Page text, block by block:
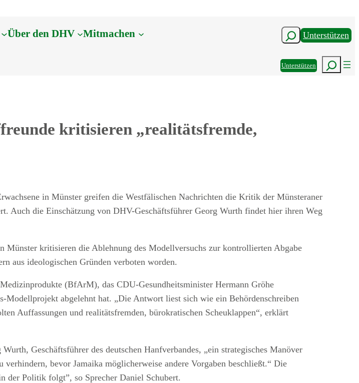
Über den DHV Mitmachen SuchenUnterstützen
UnterstützenSuchen
kritisieren „realitätsfremde,
in Münster greifen die Westfälischen Nachrichten die Kritik der Münsteraner
Auch die Einschätzung von DHV-Geschäftsführer Georg Wurth findet hier ihren Weg
Münster kritisieren die Ablehnung des Modellversuchs zur kontrollierten Abgabe
aus ideologischen Gründen verboten worden.
(BfArM), das CDU-Gesundheitsminister Hermann Gröhe
Modellprojekt abgelehnt hat. „Die Antwort liest sich wie ein Behördenschreiben
Auffassungen und realitätsfremden, bürokratischen Scheuklappen“, erklärt
Geschäftsführer des deutschen Hanfverbandes, „ein strategisches Manöver
bevor Jamaika möglicherweise andere Vorgaben beschließt.“ Die
der Politik folgt”, so Sprecher Daniel Schubert.